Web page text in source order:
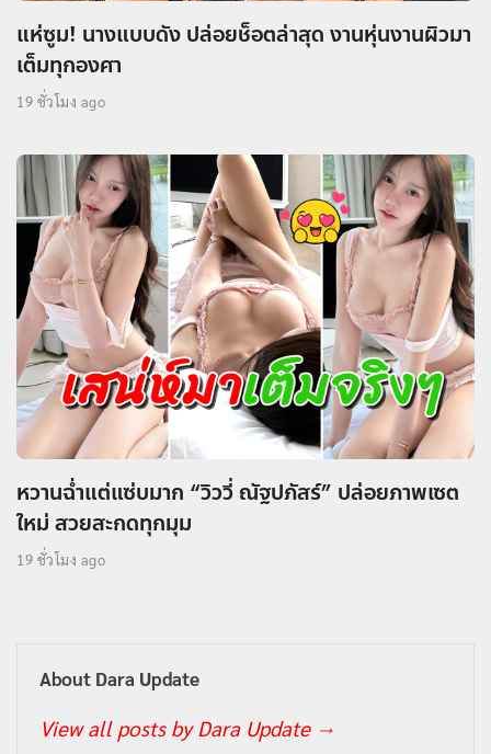
แห่ซูม! นางแบบดัง ปล่อยช็อตล่าสุด งานหุ่นงานผิวมา
เต็มทุกองศา
19 ชั่วโมง ago
หวานฉ่ำแต่แซ่บมาก “วิววี่ ณัฐปภัสร์” ปล่อยภาพเซต
ใหม่ สวยสะกดทุกมุม
19 ชั่วโมง ago
About Dara Update
View all posts by Dara Update →